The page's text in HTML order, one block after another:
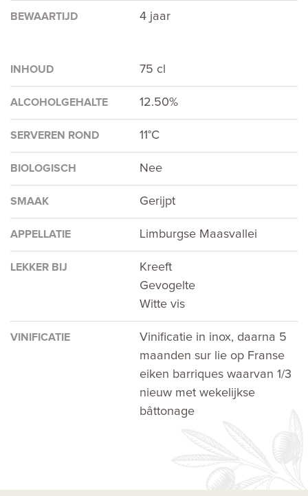
BEWAARTIJD 4 jaar
INHOUD 75 cl
ALCOHOLGEHALTE 12.50%
SERVEREN ROND 11°C
BIOLOGISCH Nee
SMAAK Gerijpt
APPELLATIE Limburgse Maasvallei
LEKKER BIJ
Kreeft
Gevogelte
Witte vis
VINIFICATIE
Vinificatie in inox, daarna 5
maanden sur lie op Franse
eiken barriques waarvan 1/3
nieuw met wekelijkse
bâttonage